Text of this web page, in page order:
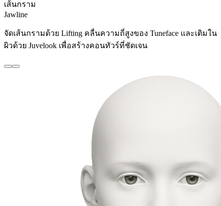
เส้นกราม
Jawline
จัดเส้นกรามด้วย Lifting คลื่นความถี่สูงของ Tuneface และเติมใน
ผิวด้วย Juvelook เพื่อสร้างคอนทัวร์ที่ชัดเจน